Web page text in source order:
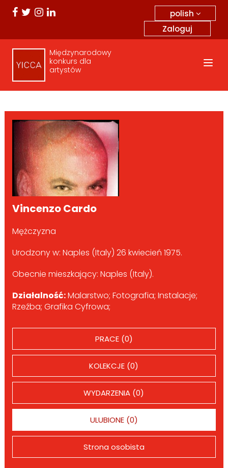
polish
Zaloguj
Międzynarodowy
konkurs dla
artystów
Vincenzo Cardo
Mężczyzna
Urodzony w: Naples (Italy) 26 kwiecień 1975.
Obecnie mieszkający: Naples (Italy).
Działalność:Malarstwo; Fotografia; Instalacje;
Rzeźba; Grafika Cyfrowa;
PRACE (0)
KOLEKCJE (0)
WYDARZENIA (0)
ULUBIONE (0)
Strona osobista